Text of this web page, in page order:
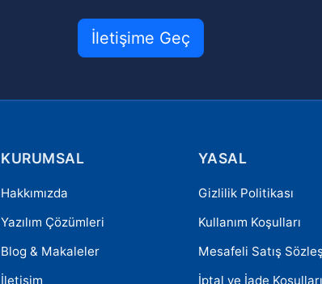
İletişime Geç
KURUMSAL
Hakkımızda
Yazılım Çözümleri
Blog & Makaleler
İletişim
YASAL
Gizlilik Politikası
Kullanım Koşulları
Mesafeli Satış
İptal ve İade Koşulları